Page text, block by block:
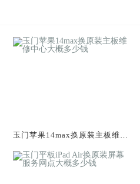
玉门苹果14max换原装主板维修